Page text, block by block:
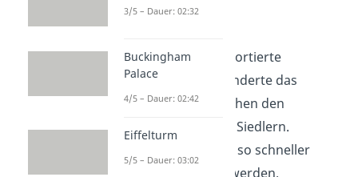
getötet.
Waffenimport:
Importierte
Schusswaffen veränderte das
Machtgefüge zwischen den
Ureinwohnern und Siedlern.
Aufstände konnten so schneller
niedergeschlagen werden.
3/5 – Dauer: 02:32
Buckingham
Palace
4/5 – Dauer: 02:42
Eiffelturm
5/5 – Dauer: 03:02